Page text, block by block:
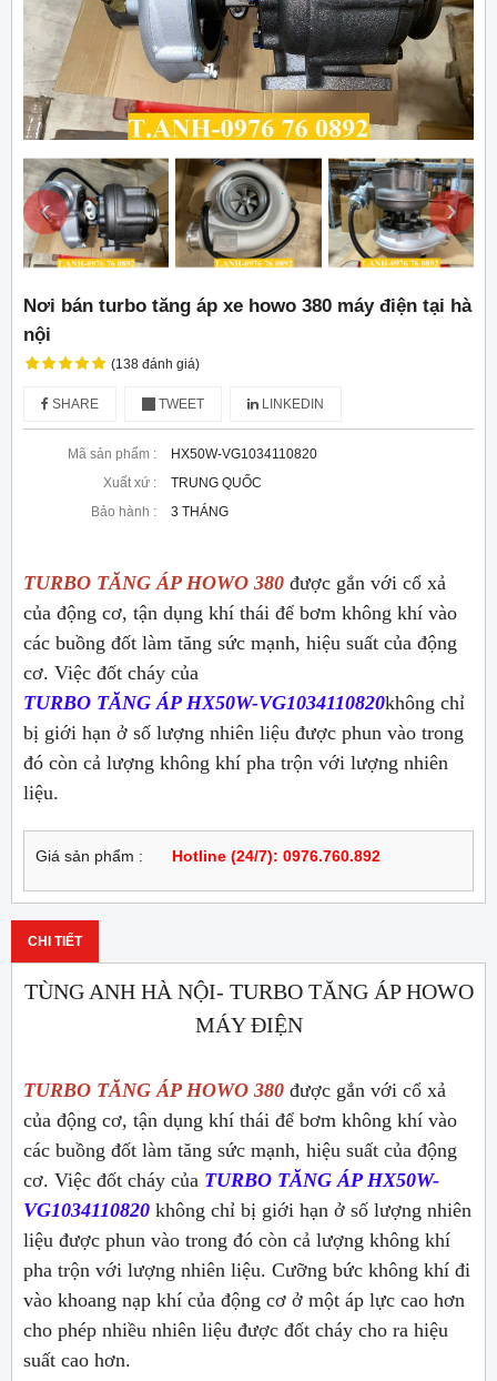
‹ ›
Nơi bán turbo tăng áp xe howo 380 máy điện tại hà
nội
(138 đánh giá)
SHARE TWEET LINKEDIN
Mã sản phẩm :
HX50W-VG1034110820
Xuất xứ :
TRUNG QUỐC
Bảo hành :
3 THÁNG
TURBO TĂNG ÁP HOWO 380 được gắn với cổ xả
của động cơ, tận dụng khí thái để bơm không khí vào
các buồng đốt làm tăng sức mạnh, hiệu suất của động
cơ. Việc đốt cháy của
TURBO TĂNG ÁP HX50W-VG1034110820không chỉ
bị giới hạn ở số lượng nhiên liệu được phun vào trong
đó còn cả lượng không khí pha trộn với lượng nhiên
liệu.
Giá sản phẩm : Hotline (24/7): 0976.760.892
CHI TIẾT
TÙNG ANH HÀ NỘI- TURBO TĂNG ÁP HOWO
MÁY ĐIỆN
TURBO TĂNG ÁP HOWO 380 được gắn với cổ xả
của động cơ, tận dụng khí thái để bơm không khí vào
các buồng đốt làm tăng sức mạnh, hiệu suất của động
cơ. Việc đốt cháy của TURBO TĂNG ÁP HX50W-
VG1034110820 không chỉ bị giới hạn ở số lượng nhiên
liệu được phun vào trong đó còn cả lượng không khí
pha trộn với lượng nhiên liệu. Cưỡng bức không khí đi
vào khoang nạp khí của động cơ ở một áp lực cao hơn
cho phép nhiều nhiên liệu được đốt cháy cho ra hiệu
suất cao hơn.